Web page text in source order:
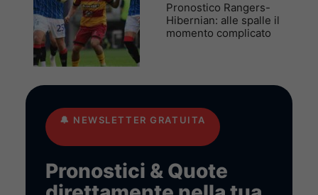
Pronostico Rangers-
Hibernian: alle spalle il
momento complicato
🔔 NEWSLETTER GRATUITA
Pronostici & Quote